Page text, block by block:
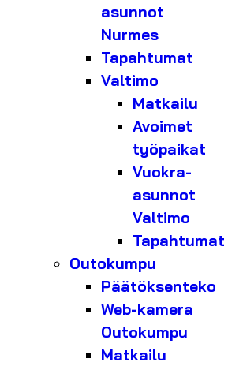
asunnot
Nurmes
Tapahtumat
Valtimo
Matkailu
Avoimet
työpaikat
Vuokra-
asunnot
Valtimo
Tapahtumat
Outokumpu
Päätöksenteko
Web-kamera
Outokumpu
Matkailu